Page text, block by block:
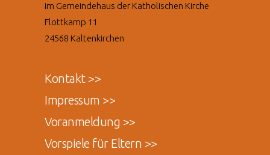
im Gemeindehaus der Katholischen Kirche
Flottkamp 11
24568 Kaltenkirchen
Kontakt >>
Impressum >>
Voranmeldung >>
Vorspiele für Eltern >>